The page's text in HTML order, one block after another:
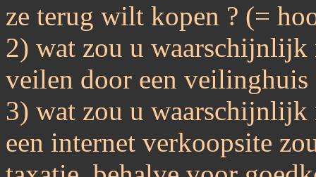
ze terug wilt kopen ? (=
2) wat zou u waarschijnlijk
veilen door een veilinghuis
3) wat zou u waarschijnlijk
een internet verkoopsite